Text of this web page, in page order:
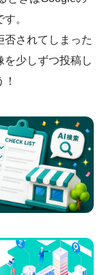
。
否されてしまった
を少しずつ投稿し